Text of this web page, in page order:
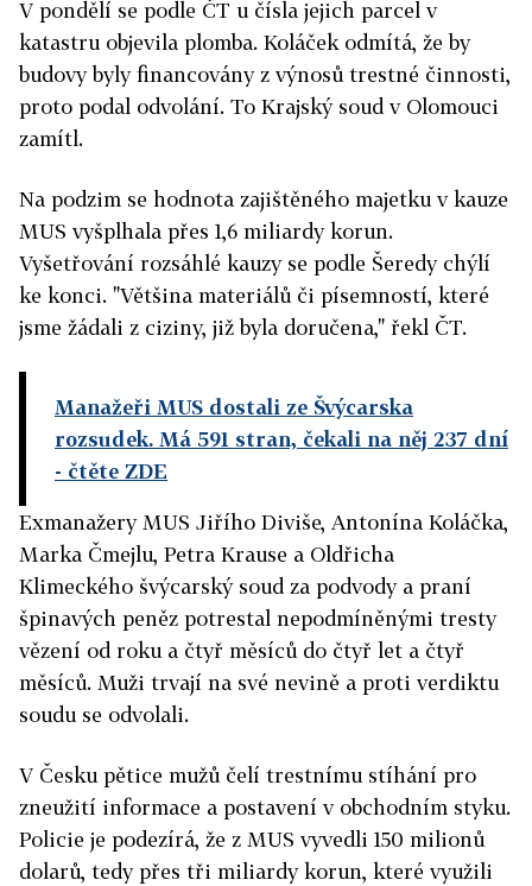
V pondělí se podle ČT u čísla jejich parcel v
katastru objevila plomba. Koláček odmítá, že by
budovy byly financovány z výnosů trestné činnosti,
proto podal odvolání. To Krajský soud v Olomouci
zamítl.
Na podzim se hodnota zajištěného majetku v kauze
MUS vyšplhala přes 1,6 miliardy korun.
Vyšetřování rozsáhlé kauzy se podle Šeredy chýlí
ke konci. "Většina materiálů či písemností, které
jsme žádali z ciziny, již byla doručena," řekl ČT.
Manažeři MUS dostali ze Švýcarska
rozsudek. Má 591 stran, čekali na něj 237 dní
- čtěte ZDE
Exmanažery MUS Jiřího Diviše, Antonína Koláčka,
Marka Čmejlu, Petra Krause a Oldřicha
Klimeckého švýcarský soud za podvody a praní
špinavých peněz potrestal nepodmíněnými tresty
vězení od roku a čtyř měsíců do čtyř let a čtyř
měsíců. Muži trvají na své nevině a proti verdiktu
soudu se odvolali.
V Česku pětice mužů čelí trestnímu stíhání pro
zneužití informace a postavení v obchodním styku.
Policie je podezírá, že z MUS vyvedli 150 milionů
dolarů, tedy přes tři miliardy korun, které využili